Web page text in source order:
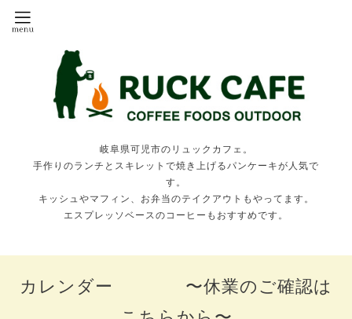
岐阜県可児市のリュックカフェ。
手作りのランチとスキレットで焼き上げるパンケーキが人気で
す。
キッシュやマフィン、お弁当のテイクアウトもやってます。
エスプレッソベースのコーヒーもおすすめです。
カレンダー 〜休業のご確認は